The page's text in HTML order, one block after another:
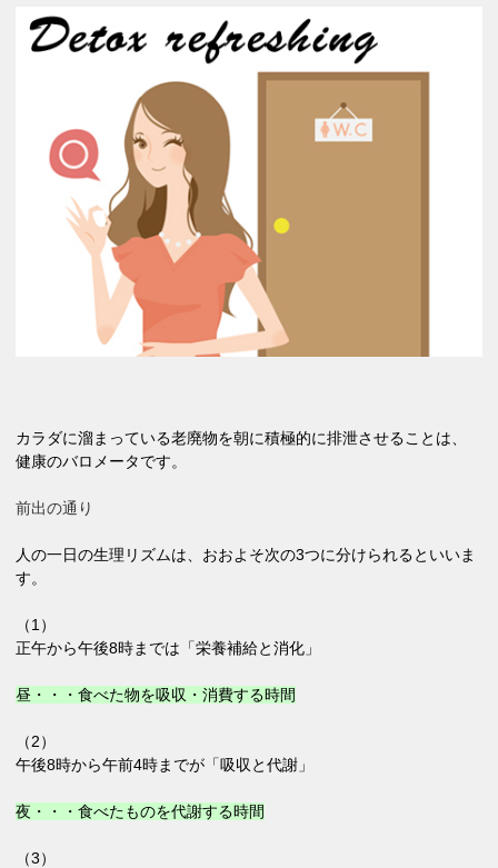
カラダに溜まっている老廃物を朝に積極的に排泄させることは、
健康のバロメータです。
前出の通り
人の一日の生理リズムは、おおよそ次の3つに分けられるといいま
す。
（1）
正午から午後8時までは「栄養補給と消化」
昼・・・食べた物を吸収・消費する時間
（2）
午後8時から午前4時までが「吸収と代謝」
夜・・・食べたものを代謝する時間
（3）